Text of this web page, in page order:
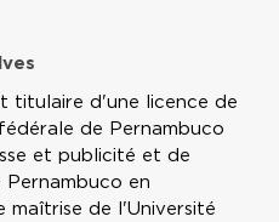
titulaire d'une licence de
de Pernambuco
et publicité et de
en
maîtrise de l'Université